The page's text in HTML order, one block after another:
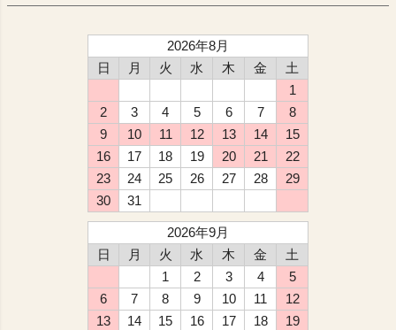
2026年8月
日
月 火 水 木 金
土
1
2
3 4 5 6 7
8
9
10 11 12 13 14
15
16
17 18 19 20 21
22
23
24 25 26 27 28
29
30
31
2026年9月
日
月 火 水 木 金
土
1
2 3 4
5
6
7 8 9 10 11
12
13
14 15 16 17 18
19